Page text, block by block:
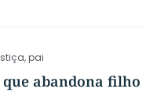
,pai
que abandona filho